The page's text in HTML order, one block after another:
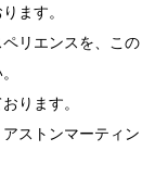
ます。
リエンスを、この
ります。
ストンマーティン